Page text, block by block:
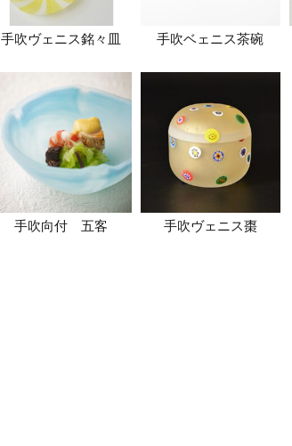
手吹ヴェニス銘々皿 手吹ベェニス茶碗
手吹向付 五客 手吹ヴェニス棗